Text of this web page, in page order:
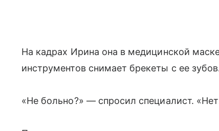
На кадрах Ирина она в медицинской
инструментов снимает брекеты с ее
«Не больно?» — спросил специалист.